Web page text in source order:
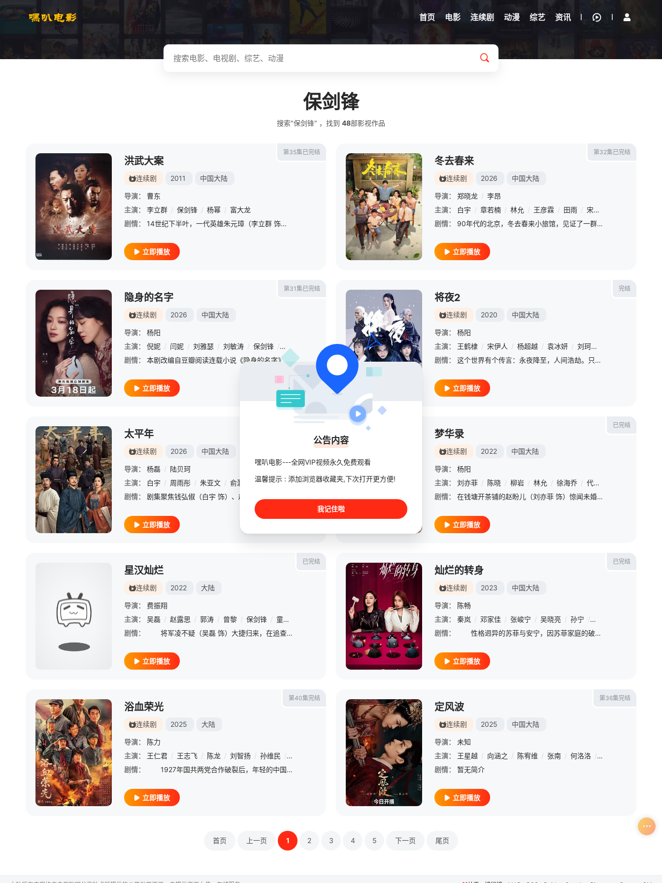
首页 电影 连续剧 动漫 综艺 资讯
保剑锋
搜索"保剑锋" ，找到 48部影视作品
第35集已完结
洪武大案
连续剧 2011 中国大陆
导演：
曹东
主演：
李立群 / 保剑锋 / 杨幂 / 富大龙
剧情：
14世纪下半叶，一代英雄朱元璋（李立群 饰）统一南北，建立起汉人最后一个封建王朝大明朝。天下初定，乱象未伏，明太祖对贪官污吏深恶痛绝，遂决心建立一个清正廉洁的帝国，不惜用严酷的手段荡涤秽恶。他深入民间
立即播放
第32集已完结
冬去春来
连续剧 2026 中国大陆
导演： 郑晓龙 / 李昂
主演：
白宇 / 章若楠 / 林允 / 王彦霖 / 田雨 / 宋家腾
剧情：
90年代的北京，冬去春来小旅馆，见证了一群来自天南海北怀揣梦想的青年男女跌宕起伏的北漂生活【嘿叭电影-高清视频免费在线观看】痴迷剧本创作但不断被退稿的徐胜利屡败屡战；渴望站上高雅舞台的歌手庄庄却只能在
立即播放
第31集已完结
隐身的名字
连续剧 2026 中国大陆
导演：
杨阳
主演：
倪妮 / 闫妮 / 刘雅瑟 / 刘敏涛 / 保剑锋 / 董洁 王圣迪 / 韩昊霖 / 娜一 / 郑昊森 / 沈琳珺 / 周游 / 屈菁菁 / 张隽溢 / 张翔 / 刘珂君 / 余梦寒
剧情：
立即播放
完结
将夜2
连续剧 2020 中国大陆
导演：
杨阳
主演：
王鹤棣 / 宋伊人 / 杨超越 / 袁冰妍 / 刘珂君
剧情：
这个世界有个传言：永夜降至，人间浩劫。只有找到传说中的应兆之人，才能化解危机。边城小军卒宁缺凭借坚韧意志，一路过关斩将走上了修行之路，成为了唐国的守护者。然而在野心家的撺掇下，世人发现与宁缺青梅竹马的
立即播放
太平年
连续剧 2026 中国大陆
导演： 杨磊 / 陆贝珂
主演：
白宇 / 周雨彤 / 朱亚文 / 俞灏明 / 董勇 / 倪大红 / 保剑锋 / 郝平 / 蒋恺 / 尤勇智 张晓晨 / 刘畅 / 梅婷 / 于洋 / 张帆 / 吴昊宸 / 薛佳凝 /
剧情：
立即播放
已完结
梦华录
连续剧 2022 中国大陆
导演：
杨阳
主演：
刘亦菲 / 陈晓 / 柳岩 / 林允 / 徐海乔 / 代旭
剧情：
在钱塘开茶铺的赵盼儿（刘亦菲 饰）惊闻未婚夫、新科探花欧阳旭（徐海乔 饰）要另娶当朝高官之女，不甘命运的她誓要上京讨个公道。在途中她遇到了出自权门但生性正直的皇城司指挥顾千帆（陈晓 饰），并卷入江南一
立即播放
已完结
星汉灿烂
连续剧 2022 大陆
导演：
费振翔
主演：
吴磊 / 赵露思 / 郭涛 / 曾黎 / 保剑锋 / 童蕾 余承恩 / 徐娇 / 曹曦文 / 施诗 陈意涵 / 张月 / 汪卓成 / 王梓薇 / 高寒 许娣 /
剧情：
将军凌不疑（吴磊 饰）大捷归来，在追查旧案的过程中结识了被罚在乡野“思过”的留守儿童程少商（赵露思 饰），只此一眼，便是万年。背负血海深仇的凌不疑与自幼缺爱的程少商，互相吸引也彼此刺伤，在一次次共
立即播放
已完结
灿烂的转身
连续剧 2023 中国大陆
导演：
陈畅
主演：
秦岚 / 邓家佳 / 张峻宁 / 吴晓亮 / 孙宁 / 田依桐
剧情：
性格迥异的苏菲与安宁，因苏菲家庭的破裂而惺惺相惜。两个单亲妈妈组成“她联盟”，绝地反击！二人携手治愈情感伤痛，解锁新生活。项目聚焦女性情感困境，引爆女性内心宇宙。格局一经打开，她们愈发灿烂。
立即播放
第40集完结
浴血荣光
连续剧 2025 大陆
导演：
陈力
主演：
王仁君 / 王志飞 / 陈龙 / 刘智扬 / 孙维民 / 陶慧敏 保剑锋 / 侯勇
剧情：
1927年国共两党合作破裂后，年轻的中国共产党组织了南昌起义、秋收起义，并在井冈山开辟了革命根据地，创建了人民军队。随后，转战闽西，历经血与火的考
立即播放
第36集完结
定风波
连续剧 2025 中国大陆
导演：
未知
主演：
王星越 / 向涵之 / 陈宥维 / 张南 / 何洛洛 / 张绍刚
剧情：
暂无简介
立即播放
首页 上一页 1 2 3 4 5 下一页 尾页
公告内容
嘿叭电影---全网VIP视频永久免费观看
温馨提示 : 添加浏览器收藏夹,下次打开更方便!
我记住啦